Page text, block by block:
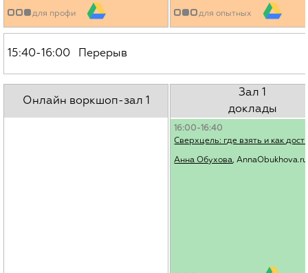
для профи для опытных
15:40-16:00 Перерыв
Онлайн воркшоп-зал 1
Зал 1
доклады
16:00-16:40
Сверхцель: где взять и как
Анна Обухова, AnnaObukhova.ru